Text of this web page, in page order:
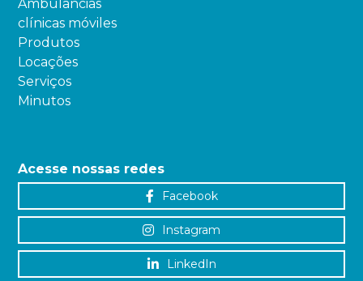
Ambulâncias
clínicas móviles
Produtos
Locações
Serviços
Minutos
Acesse nossas redes
Facebook
Instagram
LinkedIn